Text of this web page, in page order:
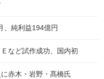
純利益194億円
など試作成功、国内初
赤木・岩野・髙橋氏